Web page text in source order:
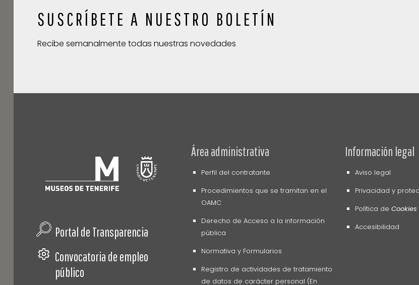
SUSCRÍBETE A NUESTRO BOLETÍN
Recibe semanalmente todas nuestras novedades
Portal de Transparencia
Convocatoria de empleo
público
Área administrativa
Perfil del contratante
Procedimientos que se tramitan en el
OAMC
Derecho de Acceso a la información
pública
Normativa y Formularios
Registro de actividades de tratamiento
de datos de carácter personal (En
Información legal
Aviso legal
Privacidad y
Política de Cookies
Accesibilidad